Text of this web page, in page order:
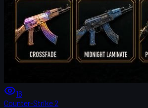
16
Counter-Strike 2